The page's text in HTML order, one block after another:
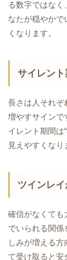
る数字ではな
なたが穏やかで
くなります。
サイレン
長さは人それぞ
増やすサインで
イレント期間は
見えやすくなり
ツインレ
確信がなくても
でいられる関
しみが増える
て受け取ると安